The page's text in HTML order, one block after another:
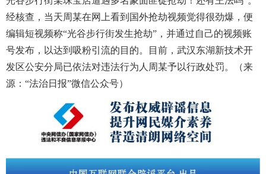
经核查，当天周某在网上看到国外抢劫视频觉得很劲爆，便
编辑短视频称“光谷步行街发生抢劫”，并通过自己的视频账
号发布，以达到吸粉引流的目的。目前，武汉东湖新技术开
发区公安分局已依法对违法行为人周某予以行政处罚。（来
源：“法治日报”微信公众号）